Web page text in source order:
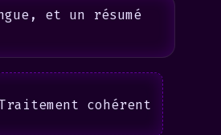
et un résumé
cohérent